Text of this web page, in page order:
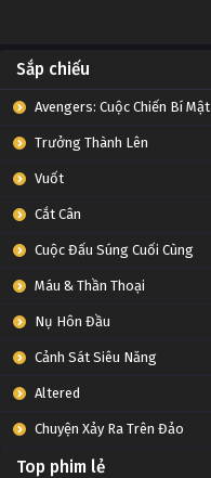
Sắp chiếu
Avengers: Cuộc Chiến Bí Mật
Trưởng Thành Lên
Vuốt
Cắt Cân
Cuộc Đấu Súng Cuối Cùng
Máu & Thần Thoại
Nụ Hôn Đầu
Cảnh Sát Siêu Năng
Altered
Chuyện Xảy Ra Trên Đảo
Top phim lẻ